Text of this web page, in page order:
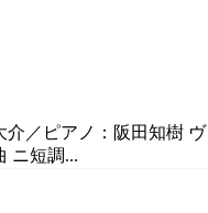
／ピアノ：阪田知樹
ニ短調...